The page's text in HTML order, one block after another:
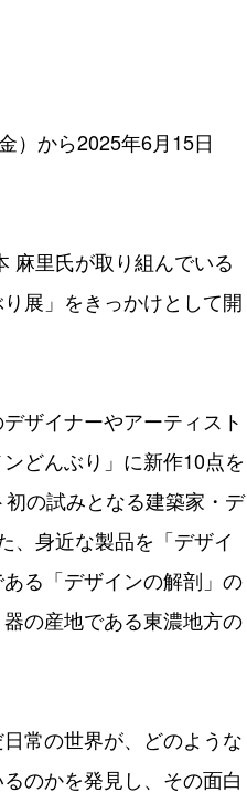
）から2025年6月15日
麻里氏が取り組んでいる
展」をきっかけとして開
ザイナーやアーティスト
どんぶり」に新作10点を
の試みとなる建築家・デ
、身近な製品を「デザイ
る「デザインの解剖」の
の産地である東濃地方の
常の世界が、どのような
のかを発見し、その面白